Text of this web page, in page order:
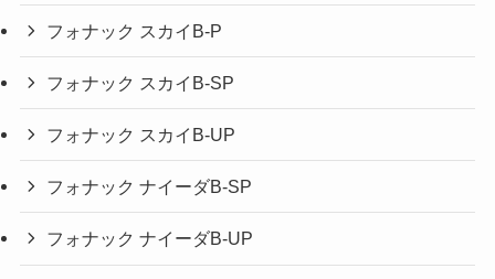
フォナック スカイB-P
フォナック スカイB-SP
フォナック スカイB-UP
フォナック ナイーダB-SP
フォナック ナイーダB-UP